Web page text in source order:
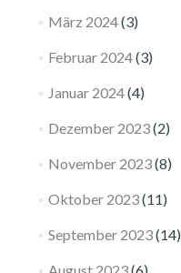
März 2024(3)
Februar 2024(3)
Januar 2024(4)
Dezember 2023(2)
November 2023(8)
Oktober 2023(11)
September 2023(14)